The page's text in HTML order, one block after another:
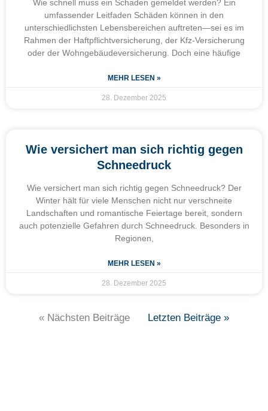
Wie schnell muss ein Schaden gemeldet werden? Ein
umfassender Leitfaden Schäden können in den
unterschiedlichsten Lebensbereichen auftreten—sei es im
Rahmen der Haftpflichtversicherung, der Kfz-Versicherung
oder der Wohngebäudeversicherung. Doch eine häufige
MEHR LESEN »
28. Dezember 2025
Wie versichert man sich richtig gegen
Schneedruck
Wie versichert man sich richtig gegen Schneedruck? Der
Winter hält für viele Menschen nicht nur verschneite
Landschaften und romantische Feiertage bereit, sondern
auch potenzielle Gefahren durch Schneedruck. Besonders in
Regionen,
MEHR LESEN »
28. Dezember 2025
« Nächsten Beiträge Letzten Beiträge »